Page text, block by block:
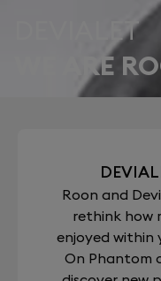
DEVIALET
WE ARE
Roon and
rethink how
enjoyed within
On Phantom